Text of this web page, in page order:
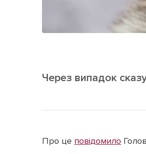
Через випадок
Про це повідомило